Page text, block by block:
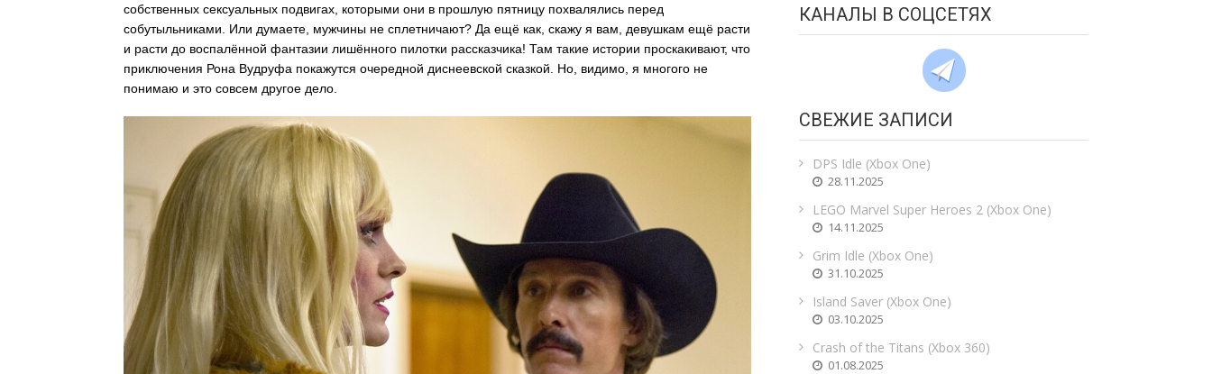
собственных сексуальных подвигах, которыми они в прошлую пятницу похвалялись перед
собутыльниками. Или думаете, мужчины не сплетничают? Да ещё как, скажу я вам, девушкам ещё расти
и расти до воспалённой фантазии лишённого пилотки рассказчика! Там такие истории проскакивают, что
приключения Рона Вудруфа покажутся очередной диснеевской сказкой. Но, видимо, я многого не
понимаю и это совсем другое дело.
КАНАЛЫ В СОЦСЕТЯХ
СВЕЖИЕ ЗАПИСИ
DPS Idle (Xbox One)
28.11.2025
LEGO Marvel Super Heroes 2 (Xbox One)
14.11.2025
Grim Idle (Xbox One)
31.10.2025
Island Saver (Xbox One)
03.10.2025
Crash of the Titans (Xbox 360)
01.08.2025